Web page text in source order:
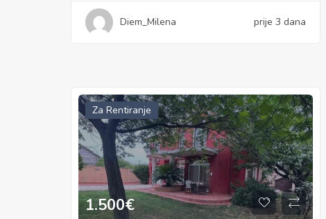
Diem_Milena prije 3 dana
Za Rentiranje
1.500€